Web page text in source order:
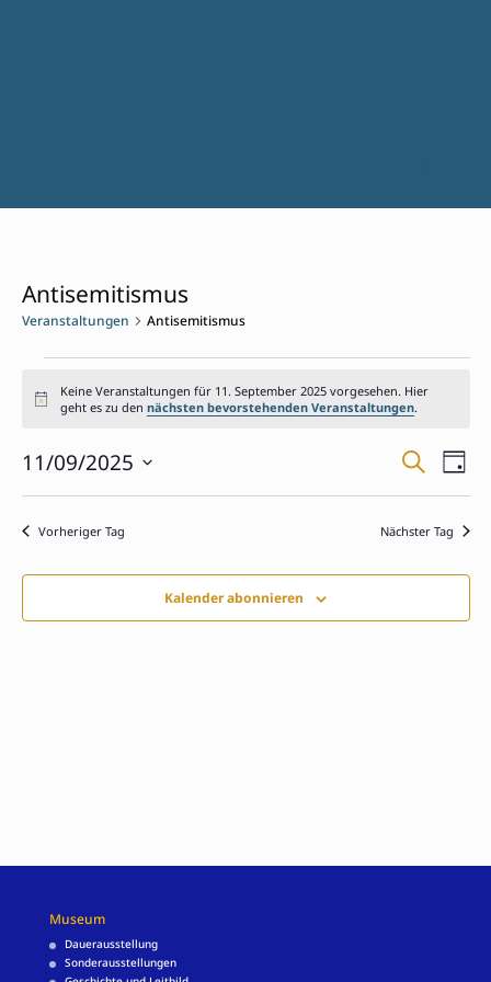
Antisemitismus
Veranstaltungen Antisemitismus
Veranstaltungen
für
11.
September
2025
Hinweis
Keine Veranstaltungen für 11. September 2025 vorgesehen. Hier
geht es zu dennächsten bevorstehenden Veranstaltungen.
Suche
und
Suche
Tag
11/09/2025
Vorheriger Tag Nächster Tag
Kalender abonnieren
Museum
Dauerausstellung
Sonderausstellungen